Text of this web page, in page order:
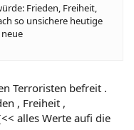
Frieden, Freiheit,
so unsichere heutige
Terroristen befreit .
, Freiheit ,
alles Werte aufi die